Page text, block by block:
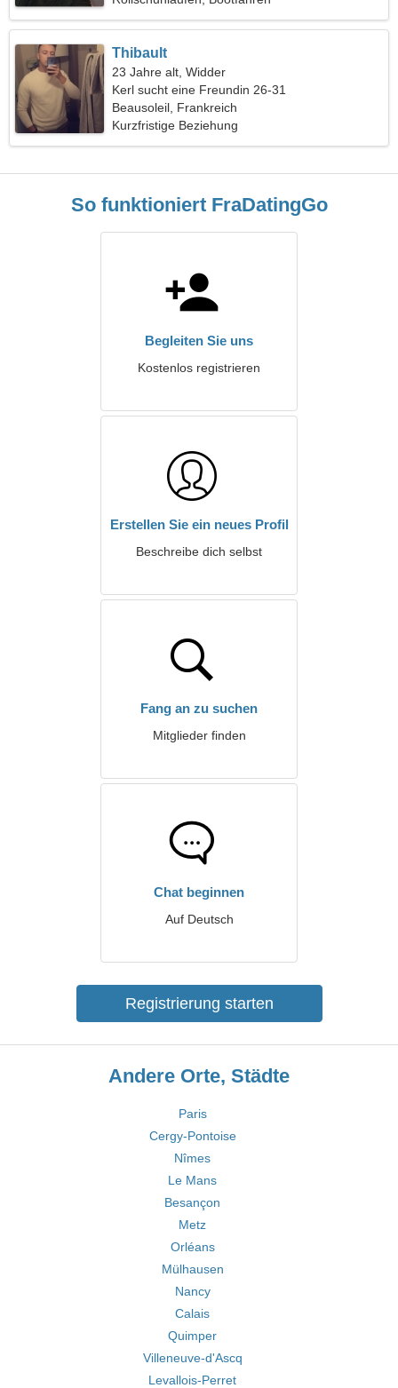
Thibault
23 Jahre alt, Widder
Kerl sucht eine Freundin 26-31
Beausoleil, Frankreich
Kurzfristige Beziehung
So funktioniert FraDatingGo
Begleiten Sie uns
Kostenlos registrieren
Erstellen Sie ein neues Profil
Beschreibe dich selbst
Fang an zu suchen
Mitglieder finden
Chat beginnen
Auf Deutsch
Registrierung starten
Andere Orte, Städte
Paris
Cergy-Pontoise
Nîmes
Le Mans
Besançon
Metz
Orléans
Mülhausen
Nancy
Calais
Quimper
Villeneuve-d'Ascq
Levallois-Perret